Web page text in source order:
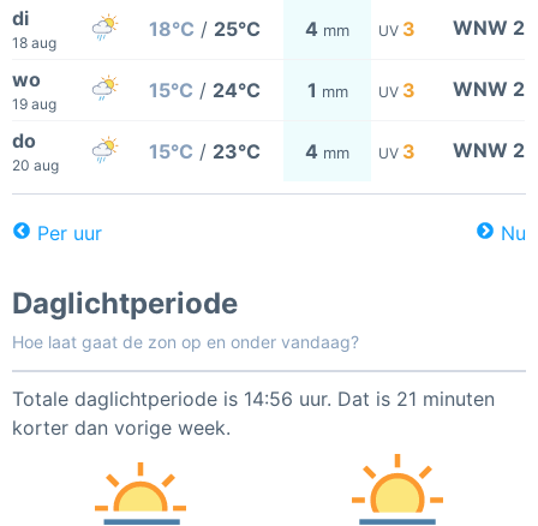
di
18 aug
18°C / 25°C 4 mm UV 3 WNW 2
wo
19 aug
15°C / 24°C 1 mm UV 3 WNW 2
do
20 aug
15°C / 23°C 4 mm UV 3 WNW 2
Per uur Nu
Daglichtperiode
Hoe laat gaat de zon op en onder vandaag?
Totale daglichtperiode is 14:56 uur. Dat is 21 minuten
korter dan vorige week.